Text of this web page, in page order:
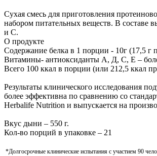
Сухая смесь для приготовления
набором питательных веществ. В составе
и C.
О продукте
Содержание белка в 1 порции - 10г (17,5 г
Витамины- антиоксиданты А, Д, С, Е –
Всего 100 ккал в порции (или 212,5 ккал
Результаты клинического исследования
более эффективна по сравнению со
Herbalife Nutrition и выпускается на
Вкус дыни – 550 г.
Кол-во порций в упаковке – 21
*Долгосрочные клинические испытания с участием 90